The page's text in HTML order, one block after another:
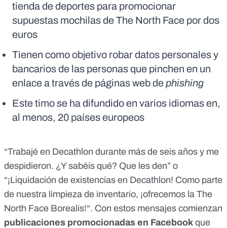
tienda de deportes para promocionar
supuestas mochilas de The North Face por dos
euros
Tienen como objetivo robar datos personales y
bancarios de las personas que pinchen en un
enlace a través de páginas web dephishing
Este timo se ha difundido en varios idiomas en,
al menos, 20 países europeos
“Trabajé en Decathlon durante más de seis años y me
despidieron. ¿Y sabéis qué? Que les den” o
“¡Liquidación de existencias en Decathlon! Como parte
de nuestra limpieza de inventario, ¡ofrecemos la The
North Face Borealis!“. Con estos mensajes comienzan
publicaciones promocionadas en Facebook que